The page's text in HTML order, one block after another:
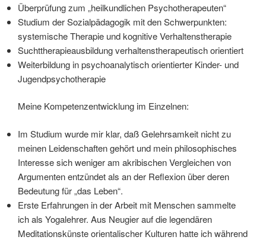
Überprüfung zum „heilkundlichen Psychotherapeuten“
Studium der Sozialpädagogik mit den Schwerpunkten:
systemische Therapie und kognitive Verhaltenstherapie
Suchttherapieausbildung verhaltenstherapeutisch orientiert
Weiterbildung in psychoanalytisch orientierter Kinder- und
Jugendpsychotherapie
Meine Kompetenzentwicklung im Einzelnen:
Im Studium wurde mir klar, daß Gelehrsamkeit nicht zu
meinen Leidenschaften gehört und mein philosophisches
Interesse sich weniger am akribischen Vergleichen von
Argumenten entzündet als an der Reflexion über deren
Bedeutung für „das Leben“.
Erste Erfahrungen in der Arbeit mit Menschen sammelte
ich als Yogalehrer. Aus Neugier auf die legendären
Meditationskünste orientalischer Kulturen hatte ich während